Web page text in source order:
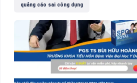
quảng cáo sai công dụng